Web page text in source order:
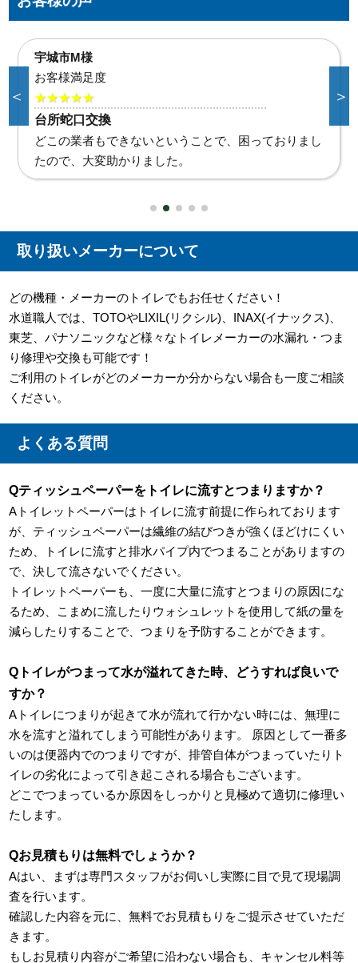
合志市K様
お客様満足度
★★★★★
給湯器水漏れ
直ぐに対応していただき助かりました。また何かあれ
ばお願いいたします。
＜ ＞
取り扱いメーカーについて
どの機種・メーカーのトイレでもお任せください！
水道職人では、TOTOやLIXIL(リクシル)、INAX(イナックス)、
東芝、パナソニックなど様々なトイレメーカーの水漏れ・つま
り修理や交換も可能です！
ご利用のトイレがどのメーカーか分からない場合も一度ご相談
ください。
よくある質問
Qティッシュペーパーをトイレに流すとつまりますか？
Aトイレットペーパーはトイレに流す前提に作られております
が、ティッシュペーパーは繊維の結びつきが強くほどけにくい
ため、トイレに流すと排水パイプ内でつまることがありますの
で、決して流さないでください。
トイレットペーパーも、一度に大量に流すとつまりの原因にな
るため、こまめに流したりウォシュレットを使用して紙の量を
減らしたりすることで、つまりを予防することができます。
Qトイレがつまって水が溢れてきた時、どうすれば良いで
すか？
Aトイレにつまりが起きて水が流れて行かない時には、無理に
水を流すと溢れてしまう可能性があります。 原因として一番多
いのは便器内でのつまりですが、排管自体がつまっていたりト
イレの劣化によって引き起こされる場合もございます。
どこでつまっているか原因をしっかりと見極めて適切に修理い
たします。
Qお見積もりは無料でしょうか？
Aはい、まずは専門スタッフがお伺いし実際に目で見て現場調
査を行います。
確認した内容を元に、無料でお見積もりをご提示させていただ
きます。
もしお見積り内容がご希望に沿わない場合も、キャンセル料等